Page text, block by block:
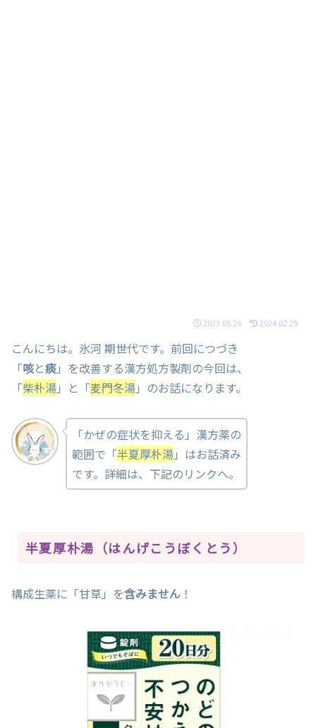
2023.05.26 2024.02.29
こんにちは。氷河 期世代です。前回につづき
「咳と痰」を改善する漢方処方製剤の今回は、
「柴朴湯」と「麦門冬湯」のお話になります。
「かぜの症状を抑える」漢方薬の
範囲で「半夏厚朴湯」はお話済み
です。詳細は、下記のリンクへ。
半夏厚朴湯（はんげこうぼくとう）
構成生薬に「甘草」を含みません ！